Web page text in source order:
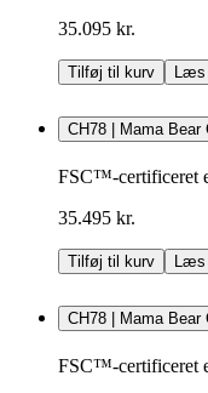
35.095 kr.
Tilføj til kurv Læs
CH78 | Mama Bear
FSC™-certificeret
35.495 kr.
Tilføj til kurv Læs
CH78 | Mama Bear
FSC™-certificeret